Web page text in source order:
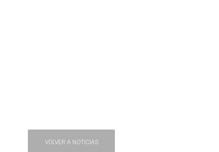
VOLVER A NOTICIAS